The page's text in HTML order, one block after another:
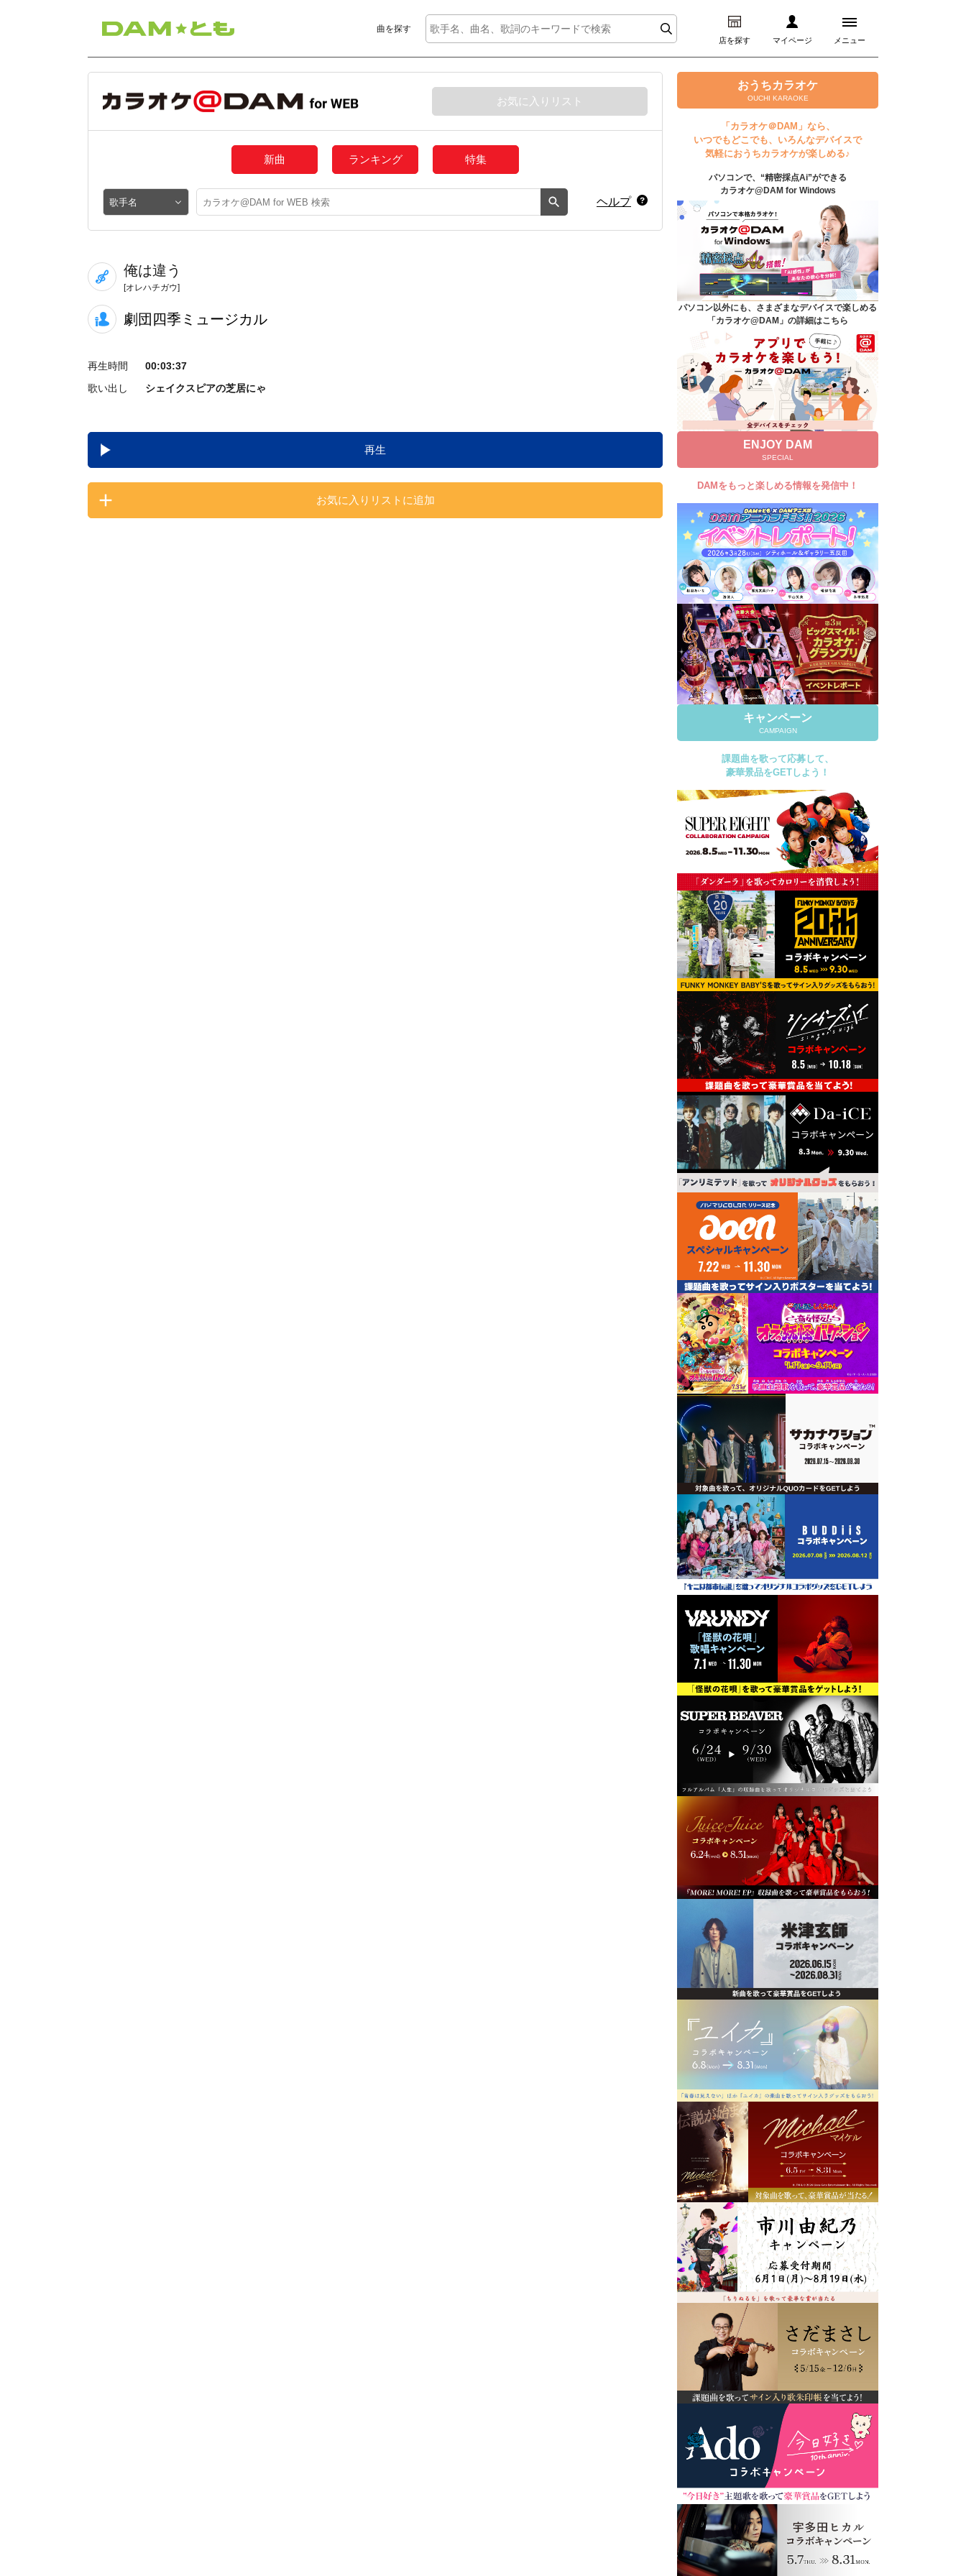
曲を探す
店を探す マイページ メニュー
ログイン
マイページ
プレミアムサービス
DAM★とも動画
DAM★とも録音
カラオケ＠DAM
ユーザー検索
キャンペーン
よくあるご質問
DAMの新曲・ランキングなど
カラオケ最新情報をチェック！
自宅でカラオケ歌い放題！
家族や友達と一緒に！練習にも！
お気に入りリスト
新曲 ランキング 特集
ヘルプ
俺は違う
[オレハチガウ]
劇団四季ミュージカル
再生時間
00:03:37
歌い出し
シェイクスピアの芝居にゃ
再生
お気に入りリストに追加
おうちカラオケ
OUCHI KARAOKE
「カラオケ＠DAM」なら、
いつでもどこでも、いろんなデバイスで
気軽におうちカラオケが楽しめる♪
パソコンで、“精密採点Ai”ができる
カラオケ@DAM for Windows
パソコン以外にも、さまざまなデバイスで楽しめる
「カラオケ@DAM」の詳細はこちら
ENJOY DAM
SPECIAL
DAMをもっと楽しめる情報を発信中！
キャンペーン
CAMPAIGN
課題曲を歌って応募して、
豪華景品をGETしよう！